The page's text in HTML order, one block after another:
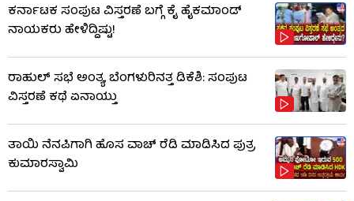
ಕರ್ನಾಟಕ ಸಂಪುಟ ವಿಸ್ತರಣೆ ಬಗ್ಗೆ ಕೈ ಹೈಕಮಾಂಡ್
ನಾಯಕರು ಹೇಳಿದ್ದಿಷ್ಟು!
ರಾಹುಲ್ ಸಭೆ ಅಂತ್ಯ, ಬೆಂಗಳುರಿನತ್ತ ಡಿಕೆಶಿ: ಸಂಪುಟ
ವಿಸ್ತರಣೆ ಕಥೆ ಏನಾಯ್ತು
ತಾಯಿ ನೆನಪಿಗಾಗಿ ಹೊಸ ವಾಚ್ ರೆಡಿ ಮಾಡಿಸಿದ ಪುತ್ರ
ಕುಮಾರಸ್ವಾಮಿ